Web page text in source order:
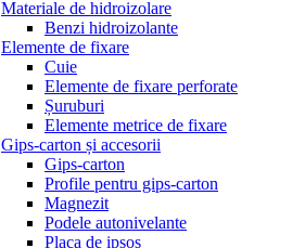
Materiale de hidroizolare
Benzi hidroizolante
Elemente de fixare
Cuie
Elemente de fixare perforate
Șuruburi
Elemente metrice de fixare
Gips-carton și accesorii
Gips-carton
Profile pentru gips-carton
Magnezit
Podele autonivelante
Placa de ipsos